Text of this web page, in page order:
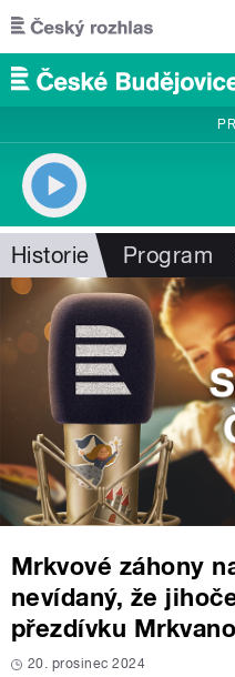
Přejít k hlavnímu obsahu
Historie Program
Mrkvové záhony
nevídaný, že
přezdívku
20. prosinec 2024